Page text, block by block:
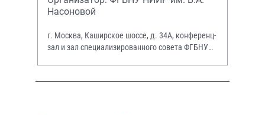
Насоновой
г. Москва, Каширское шоссе, д. 34А, конференц-
зал и зал специализированного совета ФГБНУ